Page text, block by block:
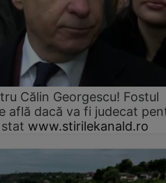
Călin Georgescu! Fostul
află dacă va fi judecat
www.stirilekanald.ro